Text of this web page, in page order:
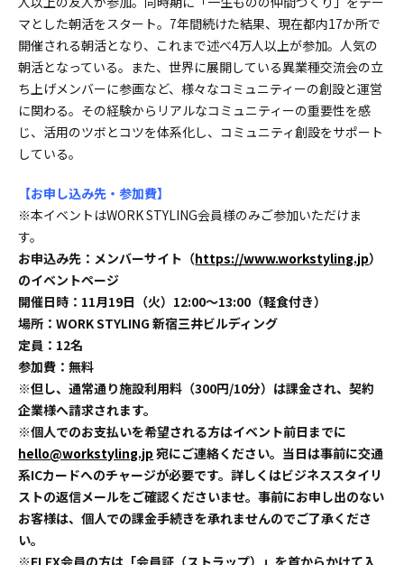
マとした朝活をスタート。7年間続けた結果、現在都内17か所で
開催される朝活となり、これまで述べ4万人以上が参加。人気の
朝活となっている。また、世界に展開している異業種交流会の立
ち上げメンバーに参画など、様々なコミュニティーの創設と運営
に関わる。その経験からリアルなコミュニティーの重要性を感
じ、活用のツボとコツを体系化し、コミュニティ創設をサポート
している。
【お申し込み先・参加費】
※本イベントはWORK STYLING会員様のみご参加いただけま
す。
お申込み先：メンバーサイト（https://www.workstyling.jp）
のイベントページ
開催日時：11月19日（火）12:00〜13:00（軽食付き）
場所：WORK STYLING 新宿三井ビルディング
定員：12名
参加費：無料
※但し、通常通り施設利用料（300円/10分）は課金され、契約
企業様へ請求されます。
※個人でのお支払いを希望される方はイベント前日までに
hello@workstyling.jp 宛にご連絡ください。当日は事前に交通
系ICカードへのチャージが必要です。詳しくはビジネススタイリ
ストの返信メールをご確認くださいませ。事前にお申し出のない
お客様は、個人での課金手続きを承れませんのでご了承くださ
い。
※FLEX会員の方は「会員証（ストラップ）」を首からかけて入